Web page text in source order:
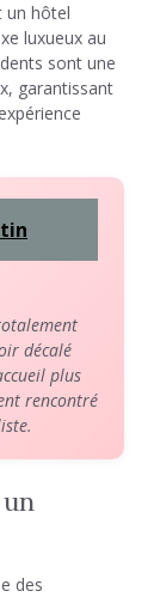
un hôtel
luxueux au
sont une
garantissant
décalé
plus
rencontré
des